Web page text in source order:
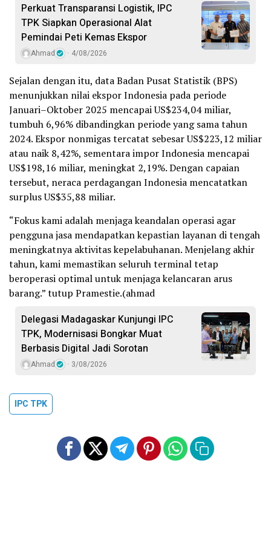
Perkuat Transparansi Logistik, IPC
TPK Siapkan Operasional Alat
Pemindai Peti Kemas Ekspor
Ahmad 4/08/2026
Sejalan dengan itu, data Badan Pusat Statistik (BPS)
menunjukkan nilai ekspor Indonesia pada periode
Januari–Oktober 2025 mencapai US$234,04 miliar,
tumbuh 6,96% dibandingkan periode yang sama tahun
2024. Ekspor nonmigas tercatat sebesar US$223,12 miliar
atau naik 8,42%, sementara impor Indonesia mencapai
US$198,16 miliar, meningkat 2,19%. Dengan capaian
tersebut, neraca perdagangan Indonesia mencatatkan
surplus US$35,88 miliar.
“Fokus kami adalah menjaga keandalan operasi agar
pengguna jasa mendapatkan kepastian layanan di tengah
meningkatnya aktivitas kepelabuhanan. Menjelang akhir
tahun, kami memastikan seluruh terminal tetap
beroperasi optimal untuk menjaga kelancaran arus
barang.” tutup Pramestie.(ahmad
Delegasi Madagaskar Kunjungi IPC
TPK, Modernisasi Bongkar Muat
Berbasis Digital Jadi Sorotan
Ahmad 3/08/2026
IPC TPK